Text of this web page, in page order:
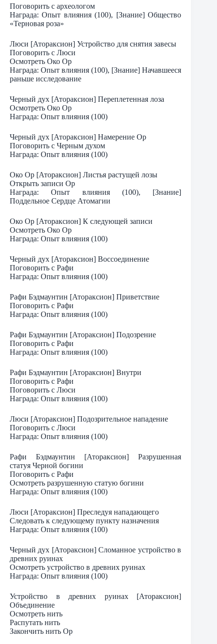
Поговорить с археологом
Награда: Опыт влияния (100), [Знание] Общество
«Терновая роза»
Люси [Атораксион] Устройство для снятия завесы
Поговорить с Люси
Осмотреть Око Ор
Награда: Опыт влияния (100), [Знание] Начавшееся
раньше исследование
Черный дух [Атораксион] Переплетенная лоза
Осмотреть Око Ор
Награда: Опыт влияния (100)
Черный дух [Атораксион] Намерение Ор
Поговорить с Черным духом
Награда: Опыт влияния (100)
Око Ор [Атораксион] Листья растущей лозы
Открыть записи Ор
Награда: Опыт влияния (100), [Знание]
Поддельное Сердце Атомагии
Око Ор [Атораксион] К следующей записи
Осмотреть Око Ор
Награда: Опыт влияния (100)
Черный дух [Атораксион] Воссоединение
Поговорить с Рафи
Награда: Опыт влияния (100)
Рафи Бэдмаунтин [Атораксион] Приветствие
Поговорить с Рафи
Награда: Опыт влияния (100)
Рафи Бэдмаунтин [Атораксион] Подозрение
Поговорить с Рафи
Награда: Опыт влияния (100)
Рафи Бэдмаунтин [Атораксион] Внутри
Поговорить с Рафи
Поговорить с Люси
Награда: Опыт влияния (100)
Люси [Атораксион] Подозрительное нападение
Поговорить с Люси
Награда: Опыт влияния (100)
Рафи Бэдмаунтин [Атораксион] Разрушенная
статуя Черной богини
Поговорить с Рафи
Осмотреть разрушенную статую богини
Награда: Опыт влияния (100)
Люси [Атораксион] Преследуя нападающего
Следовать к следующему пункту назначения
Награда: Опыт влияния (100)
Черный дух [Атораксион] Сломанное устройство в
древних руинах
Осмотреть устройство в древних руинах
Награда: Опыт влияния (100)
Устройство в древних руинах [Атораксион]
Объединение
Осмотреть нить
Распутать нить
Закончить нить Ор